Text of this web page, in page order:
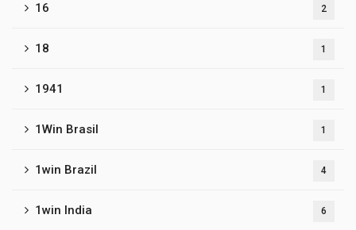
16 2
18 1
1941 1
1Win Brasil 1
1win Brazil 4
1win India 6